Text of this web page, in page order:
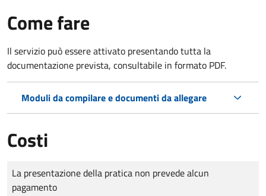
Come fare
Il servizio può essere attivato presentando tutta la
documentazione prevista, consultabile in formato PDF.
Moduli da compilare e documenti da allegare
Costi
Tipo di pagamento
Importo
La presentazione della pratica non prevede alcun
pagamento